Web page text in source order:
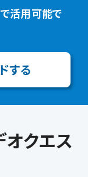
活用可能で
する
クエス